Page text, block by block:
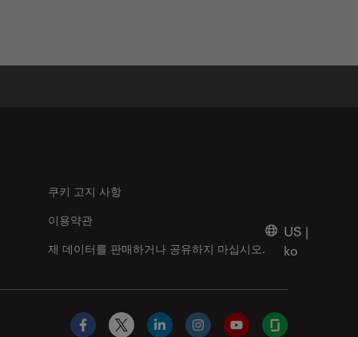
쿠키 고지 사항
제 데이터를 판매하거나 공유하지 마십시오.
이용약관
US |
ko
Facebook
X LinkedInInstagramYouTubeGlassdoor